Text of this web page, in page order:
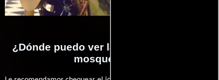
¿Dónde puedo ver la películas Los tres
mosqueteros?